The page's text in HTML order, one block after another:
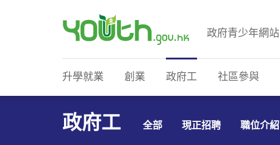
政府青少年網站
升學就業 創業 政府工 社區參與
政府工 全部 現正招聘 職位介紹